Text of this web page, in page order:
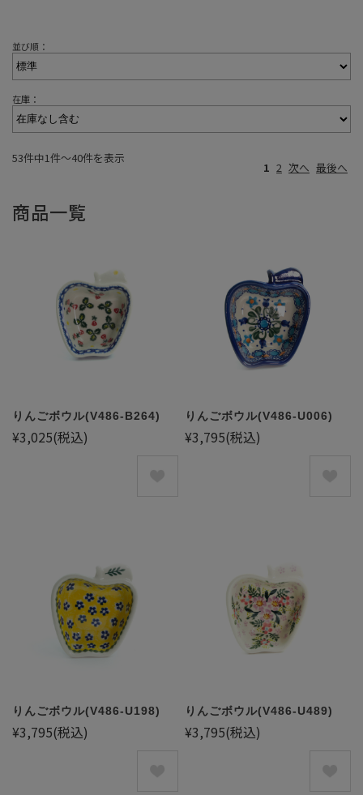
並び順：
在庫：
53件中1件〜40件を表示
1 2 次へ 最後へ
商品一覧
りんごボウル(V486-B264)
¥3,025(税込)
りんごボウル(V486-U006)
¥3,795(税込)
りんごボウル(V486-U198)
¥3,795(税込)
りんごボウル(V486-U489)
¥3,795(税込)